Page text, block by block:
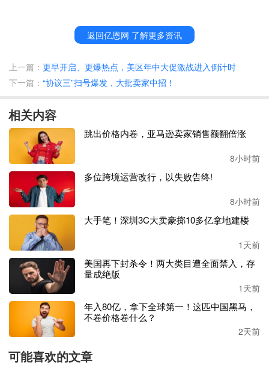
Temu 投诉入口（知识产权 / 盗图）。Temu 有IP 侵
权投诉通道（必须英文提交）：打开Temu Seller Center → H
方邮箱。投诉类型选：Copyright Infringement（盗图）/ Trade
mark Infringement（商标）
并准备投诉证据包括自己的亚马逊主图原图（带拍摄时间
版权）、产品带 Logo 六面实拍图、品牌备案证书 / 商标证
书、亚马逊 Listing 截图（ASIN、标题、图片）、Temu 侵权
链接截图（URL、图、价格）。声明：未经授权使用我方版
权图片 / 商标，要求立即下架。
Temu 一般3–7 天处理，盗图 / 未授权品牌下架率很高。多链
接反复上架，需要反复投诉 + 发律师函（后续）。
针对亚马逊申诉过程中，购物车
阿旭认为核心原因是卖家之前申诉只传达“我价格合理、对
方太低”这种逻辑，其实平台真正认的理由是系统比错了 ：
Temu 那个≠你这个，不能比价。
因此，中招卖家在向亚马逊申诉时需要重点注意这一点，提
Temu 投诉同一套证据时，讲明“不是同款、不可比价、
盗图侵权”。而且，每次掉购物车后，重复开 Case 需补充新
证据（如 Temu 下架回执）。
返回亿恩网 了解更多资讯
上一篇： 更早开启、更爆热点，美区年中大促激战进入倒计时
下一篇： “协议三”扫号爆发，大批卖家中招！
相关内容
跳出价格内卷，亚马逊卖家销售额翻倍涨
8小时前
多位跨境运营改行，以失败告终!
8小时前
大手笔！深圳3C大卖豪掷10多亿拿地建楼
1天前
美国再下封杀令！两大类目遭全面禁入，存
量成绝版
1天前
年入80亿，拿下全球第一！这匹中国黑马，
不卷价格卷什么？
2天前
可能喜欢的文章